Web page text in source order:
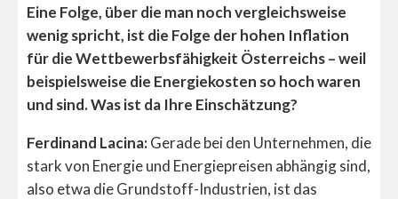
Eine Folge, über die man noch vergleichsweise
wenig spricht, ist die Folge der hohen Inflation
für die Wettbewerbsfähigkeit Österreichs – weil
beispielsweise die Energiekosten so hoch waren
und sind. Was ist da Ihre Einschätzung?
Ferdinand Lacina:Gerade bei den Unternehmen, die
stark von Energie und Energiepreisen abhängig sind,
also etwa die Grundstoff-Industrien, ist das